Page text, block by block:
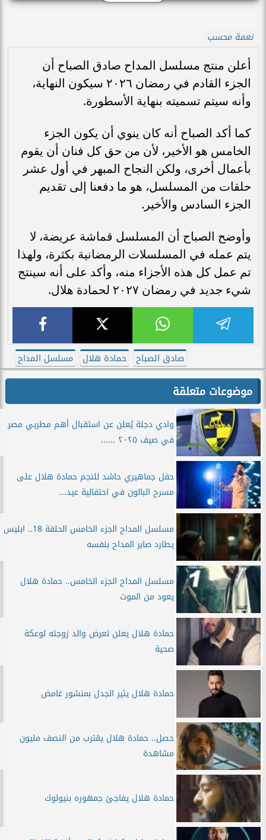
نعمة محسب
أعلن منتج مسلسل المداح صادق الصباح أن
الجزء القادم في رمضان ٢٠٢٦ سيكون النهاية،
وأنه سيتم تسميته بنهاية الأسطورة.
كما أكد الصباح أنه كان ينوي أن يكون الجزء
الخامس هو الأخير، لأن من حق كل فنان أن يقوم
بأعمال أخرى، ولكن النجاح المبهر في أول عشر
حلقات من المسلسل، هو ما دفعنا إلى تقديم
الجزء السادس والأخير.
وأوضح الصباح أن المسلسل قماشة عريضة، لا
يتم عمله في المسلسلات الرمضانية بكثرة، ولهذا
تم عمل كل هذه الأجزاء منه، وأكد على أنه سينتج
شيء جديد في رمضان ٢٠٢٧ لحمادة هلال.
صادق الصباح حمادة هلال مسلسل المداح
موضوعات متعلقة
وادي دجلة يُعلن عن استقبال أهم مطربي مصر
في صيف ٢٠٢٥ ......
حفل جماهيري حاشد للنجم حمادة هلال على
مسرح البالون في احتفالية عيد...
مسلسل المداح الجزء الخامس الحلقة 18.. ابليس
يطارد صابر المداح بنفسه
مسلسل المداح الجزء الخامس.. حمادة هلال
يعود من الموت
حمادة هلال يعلن تعرض والد زوجته لوعكة
صحية
حمادة هلال يثير الجدل بمنشور غامض
حصل.. حمادة هلال يقترب من النصف مليون
مشاهدة
حمادة هلال يفاجئ جمهوره بنيولوك